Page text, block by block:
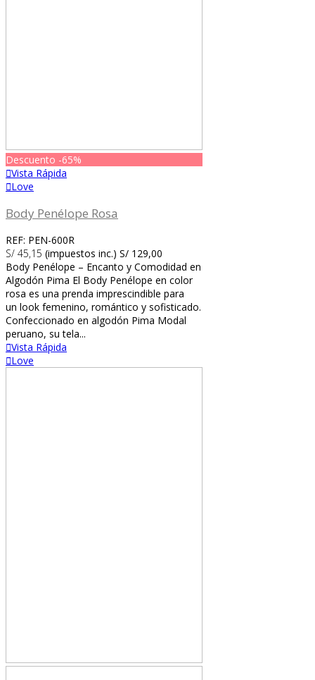
Descuento -65%
Vista Rápida
Love
Body Penélope Rosa
REF: PEN-600R
S/ 45,15 (impuestos inc.) S/ 129,00
Body Penélope – Encanto y Comodidad en
Algodón Pima El Body Penélope en color
rosa es una prenda imprescindible para
un look femenino, romántico y sofisticado.
Confeccionado en algodón Pima Modal
peruano, su tela...
Vista Rápida
Love